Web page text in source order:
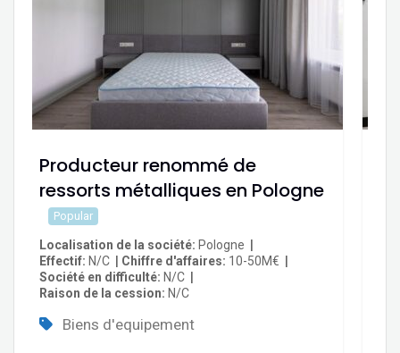
Producteur renommé de
ressorts métalliques en Pologne
Popular
Localisation de la société Pologne
Effectif N/C Chiffre d'affaires 10-50M€
Société en difficulté N/C
Raison de la cession N/C
Biens d'equipement